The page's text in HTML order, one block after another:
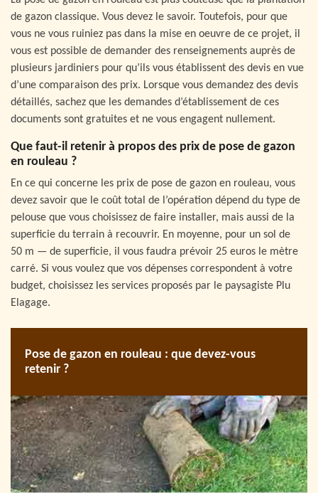
de gazon classique. Vous devez le savoir. Toutefois, pour que
vous ne vous ruiniez pas dans la mise en oeuvre de ce projet, il
vous est possible de demander des renseignements auprès de
plusieurs jardiniers pour qu’ils vous établissent des devis en vue
d’une comparaison des prix. Lorsque vous demandez des devis
détaillés, sachez que les demandes d’établissement de ces
documents sont gratuites et ne vous engagent nullement.
Que faut-il retenir à propos des prix de pose de gazon
en rouleau ?
En ce qui concerne les prix de pose de gazon en rouleau, vous
devez savoir que le coût total de l’opération dépend du type de
pelouse que vous choisissez de faire installer, mais aussi de la
superficie du terrain à recouvrir. En moyenne, pour un sol de
50 m — de superficie, il vous faudra prévoir 25 euros le mètre
carré. Si vous voulez que vos dépenses correspondent à votre
budget, choisissez les services proposés par le paysagiste Plu
Elagage.
Pose de gazon en rouleau : que devez-vous
retenir ?